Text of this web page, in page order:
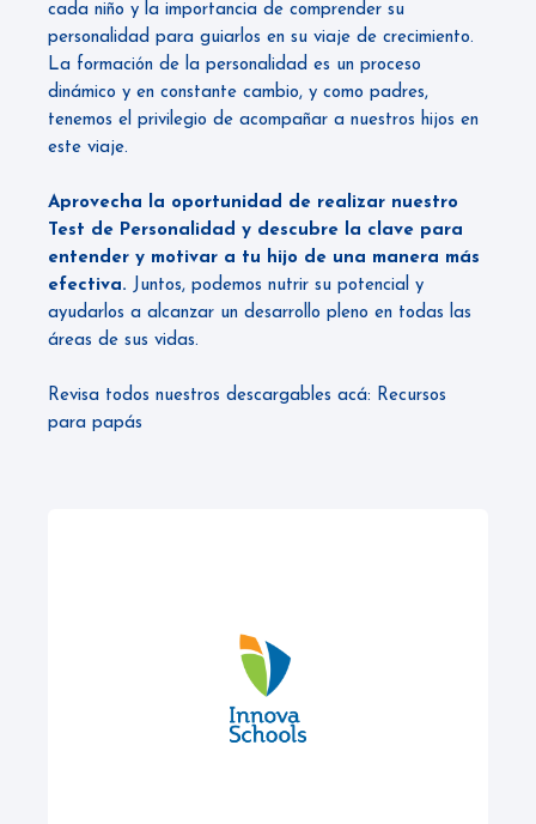
cada niño y la importancia de comprender su
personalidad para guiarlos en su viaje de crecimiento.
La formación de la personalidad es un proceso
dinámico y en constante cambio, y como padres,
tenemos el privilegio de acompañar a nuestros hijos en
este viaje.
Aprovecha la oportunidad de realizar nuestro
Test de Personalidad y descubre la clave para
entender y motivar a tu hijo de una manera más
efectiva. Juntos, podemos nutrir su potencial y
ayudarlos a alcanzar un desarrollo pleno en todas las
áreas de sus vidas.
Revisa todos nuestros descargables acá: Recursos
para papás